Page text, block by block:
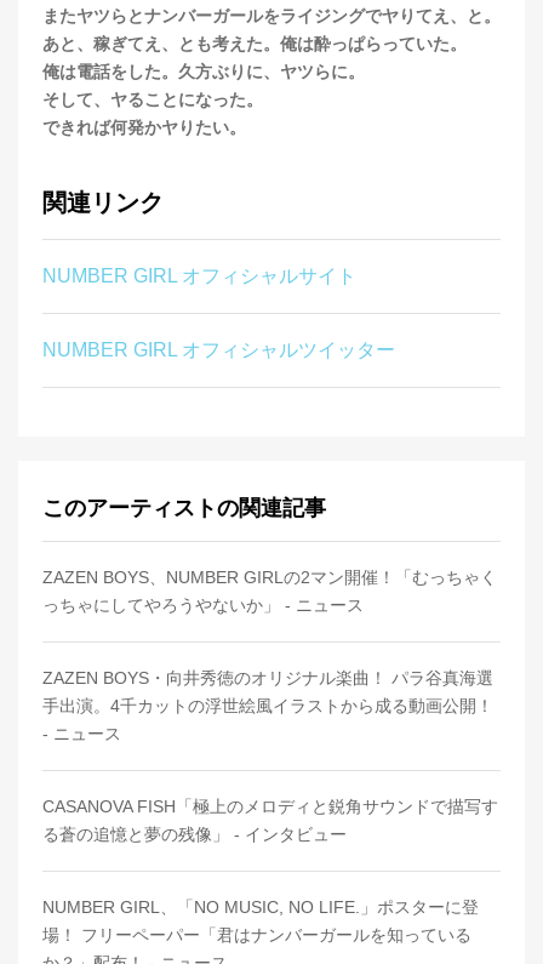
またヤツらとナンバーガールをライジングでヤりてえ、と。
あと、稼ぎてえ、とも考えた。俺は酔っぱらっていた。
俺は電話をした。久方ぶりに、ヤツらに。
そして、ヤることになった。
できれば何発かヤりたい。
関連リンク
NUMBER GIRL オフィシャルサイト
NUMBER GIRL オフィシャルツイッター
このアーティストの関連記事
ZAZEN BOYS、NUMBER GIRLの2マン開催！「むっちゃく
っちゃにしてやろうやないか」 - ニュース
ZAZEN BOYS・向井秀徳のオリジナル楽曲！ パラ谷真海選
手出演。4千カットの浮世絵風イラストから成る動画公開！
- ニュース
CASANOVA FISH「極上のメロディと鋭角サウンドで描写す
る蒼の追憶と夢の残像」 - インタビュー
NUMBER GIRL、「NO MUSIC, NO LIFE.」ポスターに登
場！ フリーペーパー「君はナンバーガールを知っている